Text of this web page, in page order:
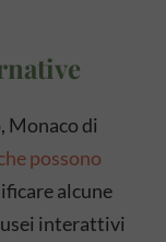
Monaco di
possono
alcune
interattivi